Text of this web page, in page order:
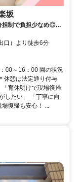
坂
制で負担少なめ◎年
出口）より徒歩6分
00～16：00 園の状況
休憩は法定通り付与
育休明けで現場復帰
したい」 「丁寧に向
場復帰も安心！ ...